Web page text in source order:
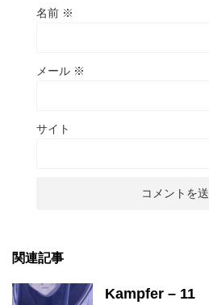
名前 ※
メール ※
サイト
関連記事
Kampfer – 11